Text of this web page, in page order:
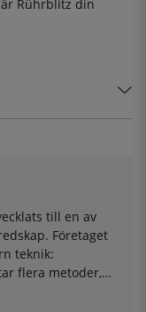
Rührblitz din
till en av
Företaget
teknik:
flera metoder,